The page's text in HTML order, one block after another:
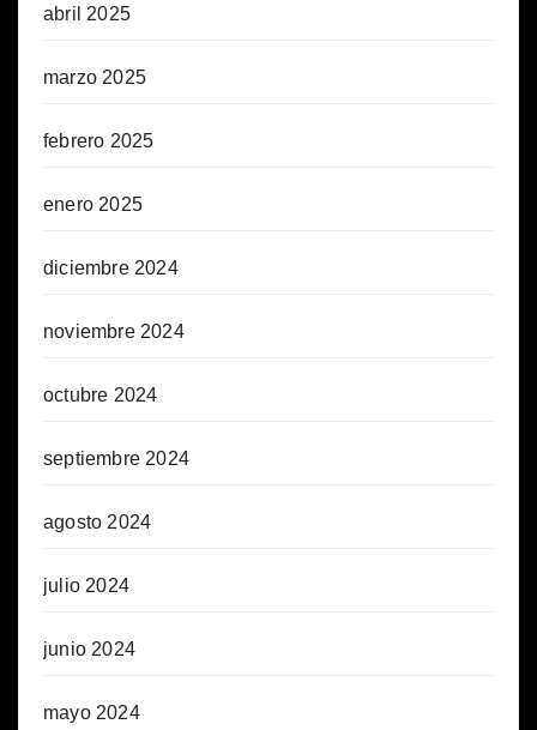
abril 2025
marzo 2025
febrero 2025
enero 2025
diciembre 2024
noviembre 2024
octubre 2024
septiembre 2024
agosto 2024
julio 2024
junio 2024
mayo 2024